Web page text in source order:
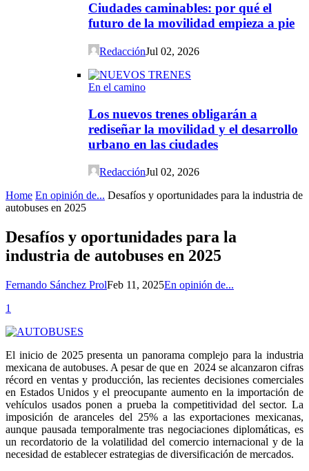
Ciudades caminables: por qué el
futuro de la movilidad empieza a pie
RedacciónJul 02, 2026
En el camino
Los nuevos trenes obligarán a
rediseñar la movilidad y el desarrollo
urbano en las ciudades
RedacciónJul 02, 2026
Home En opinión de... Desafíos y oportunidades para la industria de
autobuses en 2025
Desafíos y oportunidades para la
industria de autobuses en 2025
Fernando Sánchez ProlFeb 11, 2025En opinión de...
1
El inicio de 2025 presenta un panorama complejo para la industria
mexicana de autobuses. A pesar de que en 2024 se alcanzaron cifras
récord en ventas y producción, las recientes decisiones comerciales
en Estados Unidos y el preocupante aumento en la importación de
vehículos usados ponen a prueba la competitividad del sector. La
imposición de aranceles del 25% a las exportaciones mexicanas,
aunque pausada temporalmente tras negociaciones diplomáticas, es
un recordatorio de la volatilidad del comercio internacional y de la
necesidad de establecer estrategias de diversificación de mercados.